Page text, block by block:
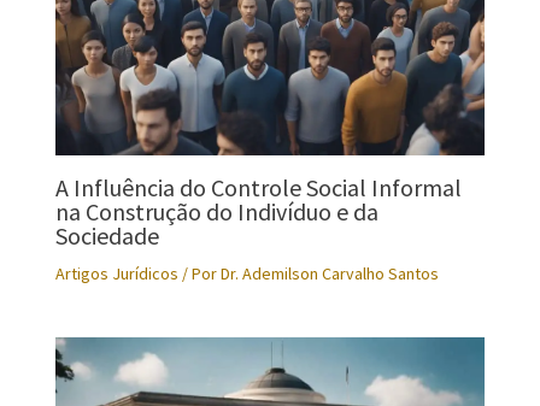
A Influência do Controle Social Informal
na Construção do Indivíduo e da
Sociedade
Artigos Jurídicos / PorDr. Ademilson Carvalho Santos